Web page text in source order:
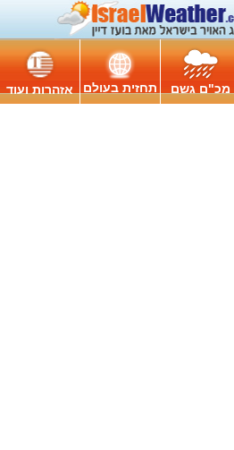
מכ"ם גשם תחזית בעולם אזהרות ועוד